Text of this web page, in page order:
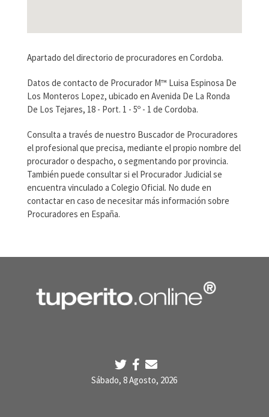
Apartado del directorio de procuradores en Cordoba.
Datos de contacto de Procurador M™ Luisa Espinosa De
Los Monteros Lopez, ubicado en Avenida De La Ronda
De Los Tejares, 18 - Port. 1 - 5º - 1 de Cordoba.
Consulta a través de nuestro Buscador de Procuradores
el profesional que precisa, mediante el propio nombre del
procurador o despacho, o segmentando por provincia.
También puede consultar si el Procurador Judicial se
encuentra vinculado a Colegio Oficial. No dude en
contactar en caso de necesitar más información sobre
Procuradores en España.
Sábado, 8 Agosto, 2026